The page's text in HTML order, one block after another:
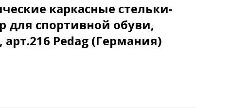
каркасные стельки-
для спортивной обуви,
арт.216 Pedag (Германия)